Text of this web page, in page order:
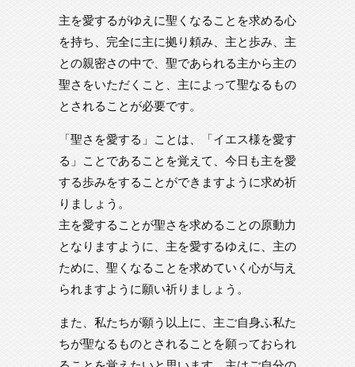
主を愛するがゆえに聖くなることを求める心
を持ち、完全に主に拠り頼み、主と歩み、主
との親密さの中で、聖であられる主から主の
聖さをいただくこと、主によって聖なるもの
とされることが必要です。
「聖さを愛する」ことは、「イエス様を愛す
る」ことであることを覚えて、今日も主を愛
する歩みをすることができますように求め祈
りましょう。
主を愛することが聖さを求めることの原動力
となりますように、主を愛するゆえに、主の
ために、聖くなることを求めていく心が与え
られますように願い祈りましょう。
また、私たちが願う以上に、主ご自身ふ私た
ちが聖なるものとされることを願っておられ